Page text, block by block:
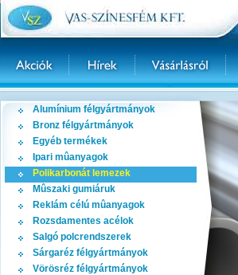
Alumínium félgyártmányok
Bronz félgyártmányok
Egyéb termékek
Ipari mûanyagok
Polikarbonát lemezek
Mûszaki gumiáruk
Reklám célú mûanyagok
Rozsdamentes acélok
Salgó polcrendszerek
Sárgaréz félgyártmányok
Vörösréz félgyártmányok